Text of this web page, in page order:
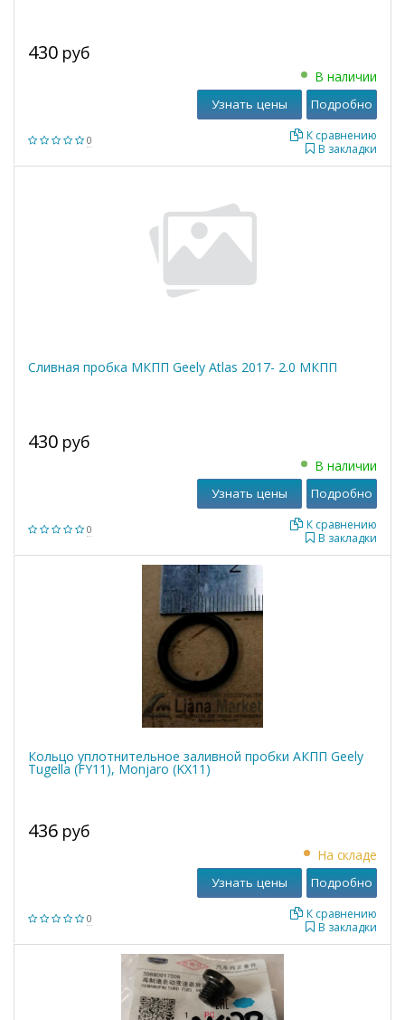
0
430 руб
В наличии
В закладки
К сравнению
Узнать цены Подробно
Сливная пробка МКПП Geely Atlas 2017- 2.0 МКПП
0
430 руб
В наличии
В закладки
К сравнению
Узнать цены Подробно
Кольцо уплотнительное заливной пробки АКПП Geely
Tugella (FY11), Monjaro (KX11)
0
436 руб
На складе
В закладки
К сравнению
Узнать цены Подробно